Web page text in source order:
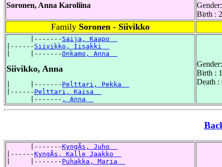
Soronen, Anna Karoliina
Birth :
Family Soronen - Siivikko
      |-------
Saija, Kaapo
|------ Siivikko, Iisakki
|     |-------Onkamo, Anna
Siivikko, Anna
|     |------- Pelttari, Pekka
|------ Pelttari, Kaisa
      |-------
, Anna
Birth :
Death :
      |-------
KyngÃs, Juho
|------KyngÃs, Kalle Jaakko
|     |------- Puhakka, Maria